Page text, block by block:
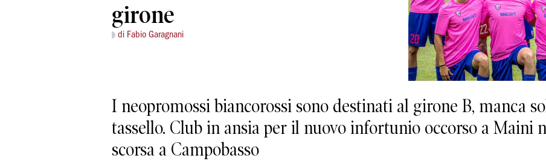
girone
di Fabio Garagnani
I neopromossi biancorossi sono destinati al girone B, manca
tassello. Club in ansia per il nuovo infortunio occorso a Maini
scorsa a Campobasso